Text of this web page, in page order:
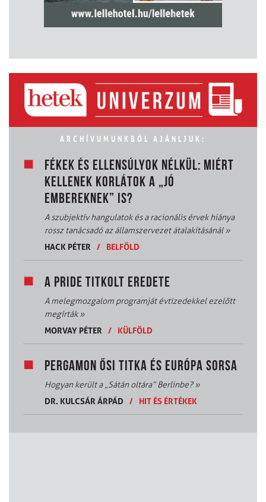
ARCHÍVUMUNKBÓL AJÁNLJUK:
FÉKEK ÉS ELLENSÚLYOK NÉLKÜL: MIÉRT
KELLENEK KORLÁTOK A „JÓ
EMBEREKNEK” IS?
A szubjektív hangulatok és a racionális érvek hiánya
rossz tanácsadó az államszervezet átalakításánál»
HACK PÉTER
/ BELFÖLD
A PRIDE TITKOLT EREDETE
A melegmozgalom programját évtizedekkel ezelőtt
megírták»
MORVAY PÉTER
/ KÜLFÖLD
PERGAMON ŐSI TITKA ÉS EURÓPA SORSA
Hogyan került a „Sátán oltára” Berlinbe?»
DR. KULCSÁR ÁRPÁD
/ HIT ÉS ÉRTÉKEK